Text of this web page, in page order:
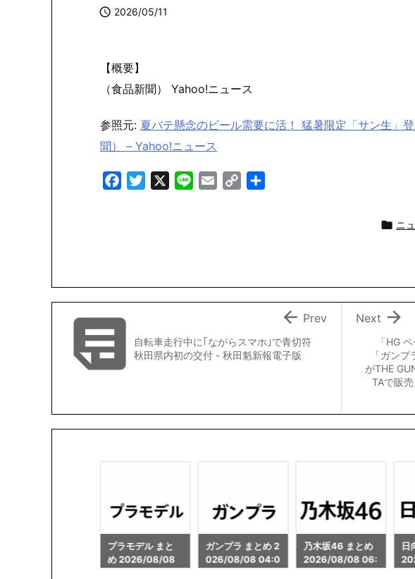
 2026/05/11
【概要】
（食品新聞） Yahoo!ニュース
参照元: 夏バテ懸念のビール需要に活！ 猛暑限定「サン生」
聞） – Yahoo!ニュース
o
r
n
 ニ
「HG
「ガン
がTHE
TAで販

Next
自転車走行中に｢ながらスマホ｣で青切符
秋田県内初の交付 - 秋田魁新報電子版
 Prev
ガンプラ まとめ 2
026/08/08 04:0
乃木坂46 まとめ
2026/08/08 06:
日向坂46 まとめ
2026/08/08 06:
ビ